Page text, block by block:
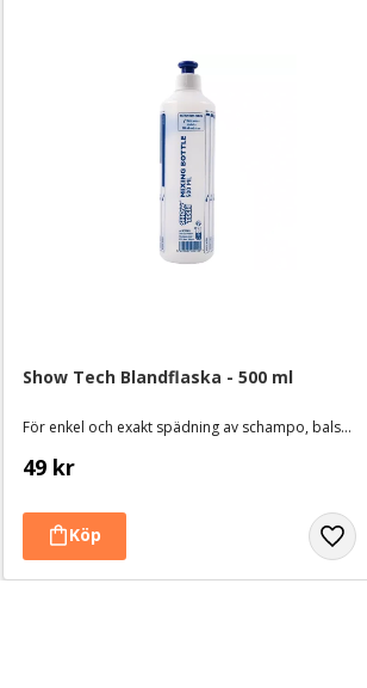
Show Tech Blandflaska - 500 ml
För enkel och exakt spädning av schampo, balsam mm.
49 kr